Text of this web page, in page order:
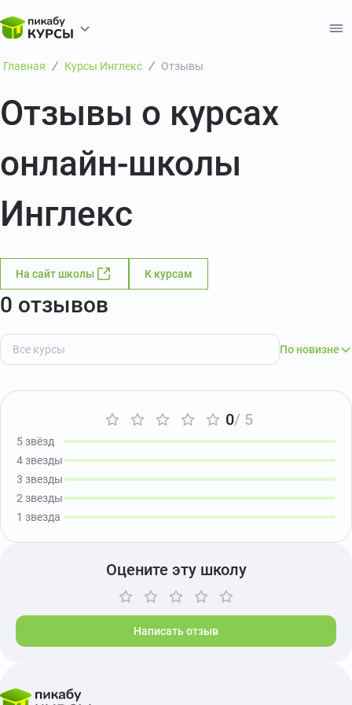
Главная Курсы Инглекс Отзывы
Отзывы о курсах
онлайн-школы
Инглекс
На сайт школы К курсам
0 отзывов
По новизне
0/ 5
5 звёзд
4 звезды
3 звезды
2 звезды
1 звезда
Оцените эту школу
Написать отзыв